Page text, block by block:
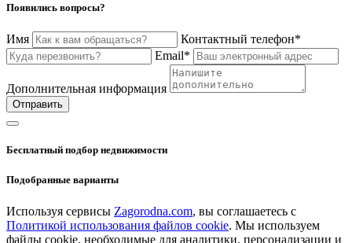
Появились вопросы?
Имя
Контактный телефон*
Email*
Дополнительная информация
Отправить
Бесплатный подбор недвижимости
Подобранные варианты
Используя сервисы Zagorodna.com, вы соглашаетесь с
Политикой использования файлов cookie. Мы используем
файлы cookie, необходимые для аналитики, персонализации и